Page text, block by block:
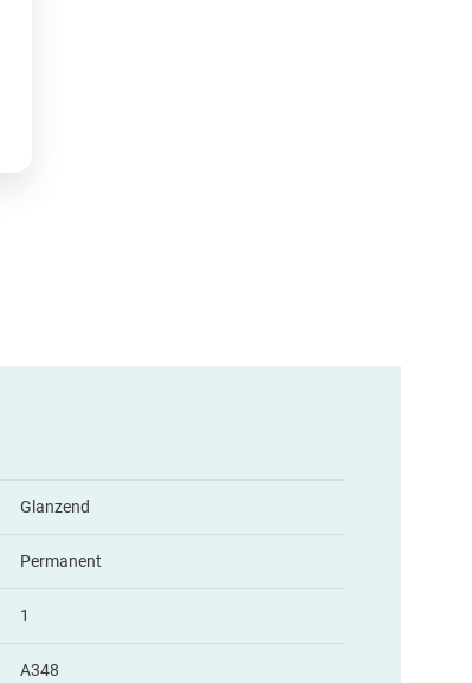
Glanzend
Permanent
1
A348